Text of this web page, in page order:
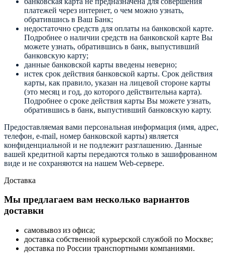
платежей через интернет, о чем можно узнать,
обратившись в Ваш Банк;
недостаточно средств для оплаты на банковской карте.
Подробнее о наличии средств на банковской карте Вы
можете узнать, обратившись в банк, выпустивший
банковскую карту;
данные банковской карты введены неверно;
истек срок действия банковской карты. Срок действия
карты, как правило, указан на лицевой стороне карты
(это месяц и год, до которого действительна карта).
Подробнее о сроке действия карты Вы можете узнать,
обратившись в банк, выпустивший банковскую карту.
Предоставляемая вами персональная информация (имя, адрес,
телефон, e-mail, номер банковской карты) является
конфиденциальной и не подлежит разглашению. Данные
вашей кредитной карты передаются только в зашифрованном
виде и не сохраняются на нашем Web-сервере.
Доставка
Мы предлагаем вам несколько вариантов
доставки
самовывоз из офиса;
доставка собственной курьерской службой по Москве;
доставка по России транспортными компаниями.